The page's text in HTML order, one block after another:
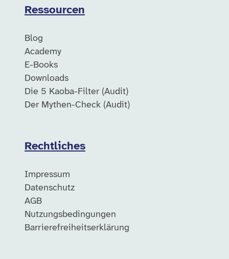
Ressourcen
Blog
Academy
E-Books
Downloads
Die 5 Kaoba-Filter (Audit)
Der Mythen-Check (Audit)
Rechtliches
Impressum
Datenschutz
AGB
Nutzungsbedingungen
Barrierefreiheitserklärung